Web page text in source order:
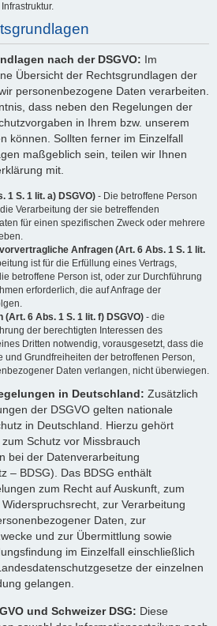
nach der DSGVO: Im
Übersicht der Rechtsgrundlagen der
personenbezogene Daten verarbeiten.
dass neben den Regelungen der
in Ihrem bzw. unserem
können. Sollten ferner im Einzelfall
maßgeblich sein, teilen wir Ihnen
mit.
1 S. 1 lit. a) DSGVO) - Die betroffene Person
Verarbeitung der sie betreffenden
für einen spezifischen Zweck oder mehrere
Anfragen (Art. 6 Abs. 1 S. 1 lit.
ist für die Erfüllung eines Vertrags,
betroffene Person ist, oder zur Durchführung
erforderlich, die auf Anfrage der
6 Abs. 1 S. 1 lit. f) DSGVO) - die
der berechtigten Interessen des
Dritten notwendig, vorausgesetzt, dass die
und Grundfreiheiten der betroffenen Person,
Daten verlangen, nicht überwiegen.
in Deutschland: Zusätzlich
der DSGVO gelten nationale
in Deutschland. Hierzu gehört
Schutz vor Missbrauch
bei der Datenverarbeitung
– BDSG). Das BDSG enthält
zum Recht auf Auskunft, zum
zur Verarbeitung
Daten, zur
und zur Übermittlung sowie
im Einzelfall einschließlich
der einzelnen
gelangen.
und Schweizer DSG: Diese